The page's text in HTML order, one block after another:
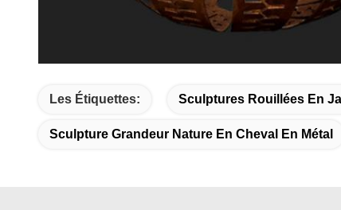
Les Étiquettes: Sculptures Rouillées En
Sculpture Grandeur Nature En Cheval En Métal